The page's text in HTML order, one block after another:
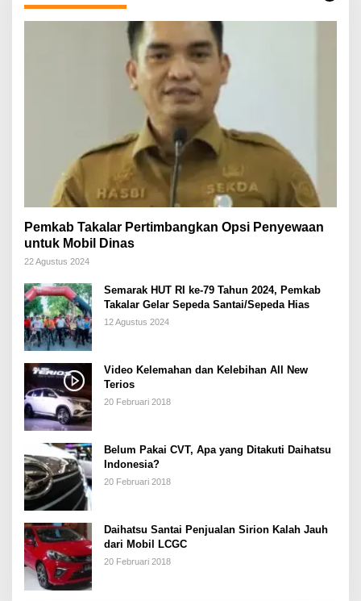
Pemkab Takalar Pertimbangkan Opsi Penyewaan
untuk Mobil Dinas
22 Agustus 2024
Semarak HUT RI ke-79 Tahun 2024, Pemkab
Takalar Gelar Sepeda Santai/Sepeda Hias
12 Agustus 2024
Video Kelemahan dan Kelebihan All New
Terios
20 Februari 2018
Belum Pakai CVT, Apa yang Ditakuti Daihatsu
Indonesia?
20 Februari 2018
Daihatsu Santai Penjualan Sirion Kalah Jauh
dari Mobil LCGC
20 Februari 2018